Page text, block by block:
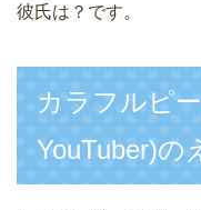
彼氏は？です。
カラフルピ
YouTuber)の